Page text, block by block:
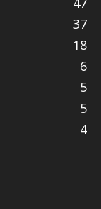
37
18
6
5
5
4